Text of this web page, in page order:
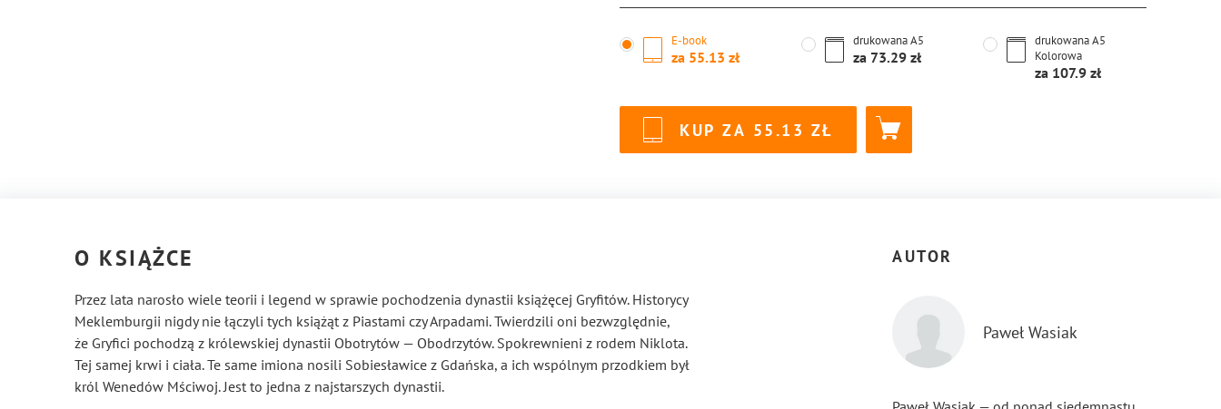
E-book
za 55.13
drukowanaA5
za 73.29
drukowanaA5
Kolorowa
za 107.9
KUP ZA 55.13
O KSIĄŻCE
Przez lata narosło wiele teorii i legend w sprawie pochodzenia dynastii książęcej Gryfitów. Historycy
Meklemburgii nigdy nie łączyli tych książąt z Piastami czy Arpadami. Twierdzili oni bezwzględnie,
że Gryfici pochodzą z królewskiej dynastii Obotrytów — Obodrzytów. Spokrewnieni z rodem Niklota.
Tej samej krwi i ciała. Te same imiona nosili Sobiesławice z Gdańska, a ich wspólnym przodkiem był
król Wenedów Mściwoj. Jest to jedna z najstarszych dynastii.
AUTOR
Paweł Wasiak